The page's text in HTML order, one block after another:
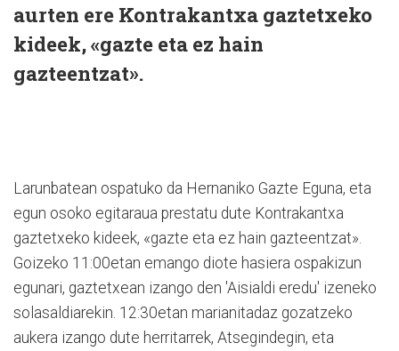
aurten ere Kontrakantxa gaztetxeko
kideek, «gazte eta ez hain
gazteentzat».
Larunbatean ospatuko da Hernaniko Gazte Eguna, eta
egun osoko egitaraua prestatu dute Kontrakantxa
gaztetxeko kideek, «gazte eta ez hain gazteentzat».
Goizeko 11:00etan emango diote hasiera ospakizun
egunari, gaztetxean izango den 'Aisialdi eredu' izeneko
solasaldiarekin. 12:30etan marianitadaz gozatzeko
aukera izango dute herritarrek, Atsegindegin, eta